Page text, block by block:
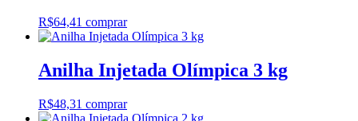
R$64,41 comprar
Anilha Injetada Olímpica 3 kg
R$48,31 comprar